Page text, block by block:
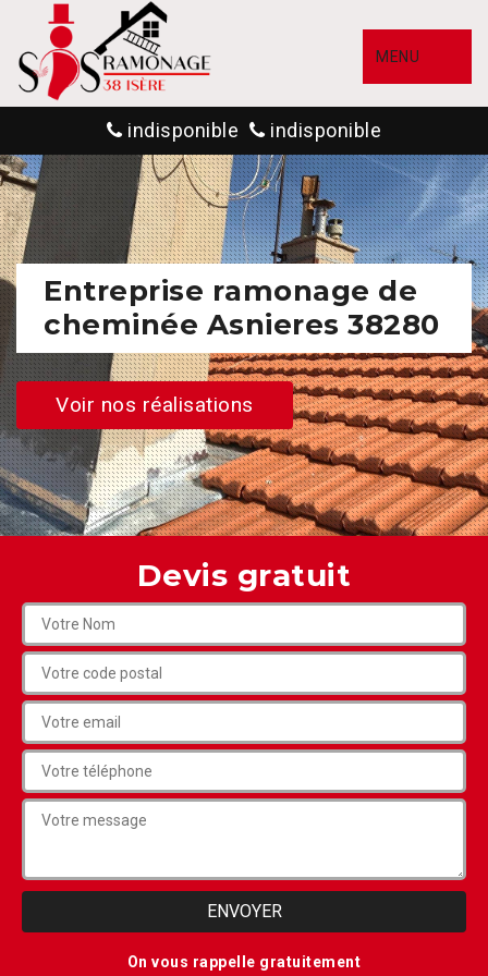
MENU
indisponible indisponible
Entreprise ramonage de
cheminée Asnieres 38280
Voir nos réalisations
Devis gratuit
On vous rappelle gratuitement